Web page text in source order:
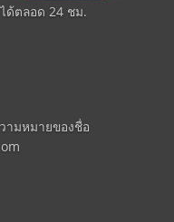
ด้ตลอด 24 ชม.
ามหมายของชื่อ